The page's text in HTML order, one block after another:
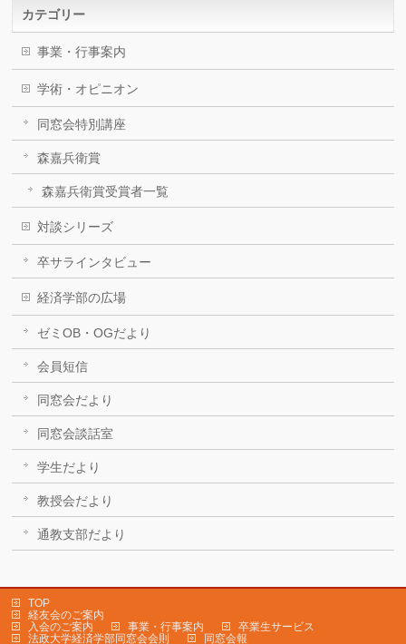
カテゴリー
事業・行事案内
学術・オピニオン
同窓会特別講座
森嘉兵衛賞
森嘉兵衛賞受賞者一覧
対談シリーズ
卒サラインタビュー
経済学部の広場
ゼミOB・OGだより
会員短信
同窓会だより
同窓会談話室
学生だより
教授会だより
通教支部だより
TOP
経友会のご案内
入会のご案内
事業・行事案内
卒業生サービス
法政大学経済学部同窓会会則
同窓会報